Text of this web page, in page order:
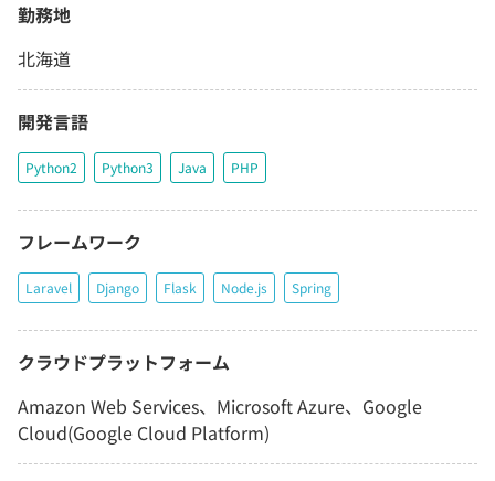
勤務地
北海道
開発言語
Python2 Python3 Java PHP
フレームワーク
Laravel Django Flask Node.js Spring
クラウドプラットフォーム
Amazon Web Services、Microsoft Azure、Google
Cloud(Google Cloud Platform)